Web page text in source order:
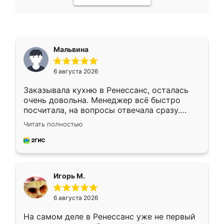
Мальвина
6 августа 2026
Заказывала кухню в Ренессанс, осталась
очень довольна. Менеджер всё быстро
посчитала, на вопросы отвечала сразу.
Замерщик приехал в субботу, подошёл к
делу со всей ответственностью. Собрали
за день, ребята работали аккуратно, даже
Читать полностью
Игорь М.
6 августа 2026
На самом деле в Ренессанс уже не первый